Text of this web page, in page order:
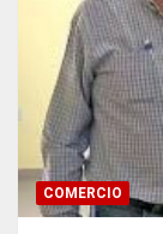
COMERCIO